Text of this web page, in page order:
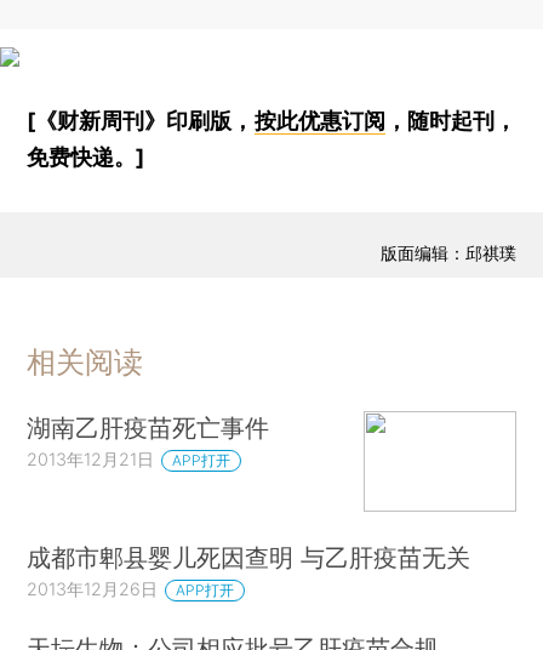
[《财新周刊》印刷版， 按此优惠订阅 ，随时起刊，
免费快递。]
版面编辑：邱祺璞
相关阅读
湖南乙肝疫苗死亡事件
2013年12月21日 APP打开
成都市郫县婴儿死因查明 与乙肝疫苗无关
2013年12月26日 APP打开